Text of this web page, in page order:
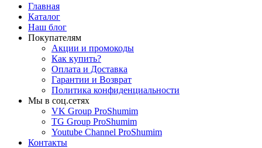
Главная
Каталог
Наш блог
Покупателям
Акции и промокоды
Как купить?
Оплата и Доставка
Гарантии и Возврат
Политика конфиденциальности
Мы в соц.сетях
VK Group ProShumim
TG Group ProShumim
Youtube Channel ProShumim
Контакты